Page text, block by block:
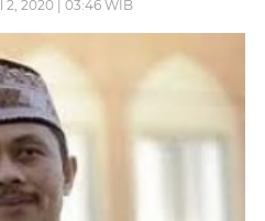
2, 2020 | 03:46 WIB